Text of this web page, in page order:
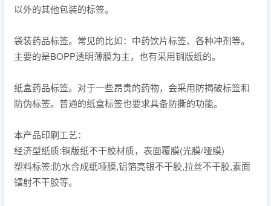
以外的其他包装的标签。
袋装药品标签。常见的比如：中药饮片标签、各种冲剂等。
主要的是BOPP透明薄膜为主，也有采用铜版纸的。
纸盒药品标签。对于一些昂贵的药物，会采用防揭破标签和
防伪标签。普通的纸盒标签也要求具备防撕的功能。
本产品印刷工艺：
经济型纸质:铜版纸不干胶材质，表面覆膜(光膜/哑膜)
塑料标签:防水合成纸哑膜,铝箔亮银不干胶,拉丝不干胶,素面
镭射不干胶等。